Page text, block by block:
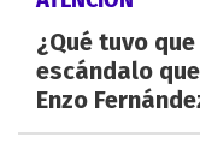
¿Qué tuvo
escándalo
Enzo